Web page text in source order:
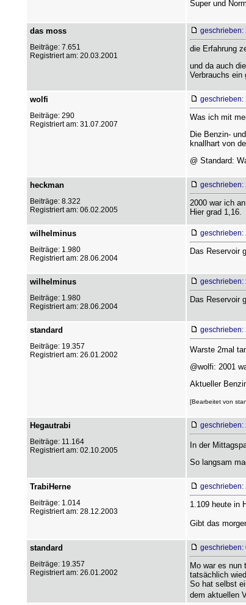
Super und
das moss
Beiträge: 7.651
Registriert am: 20.03.2001
geschrieben:
die Erfahrung
und da auch
Verbrauchs
wolfi
Beiträge: 290
Registriert am: 31.07.2007
geschrieben:
Was ich mit
Die Benzin-
knallhart von
@ Standard:
heckman
Beiträge: 8.322
Registriert am: 06.02.2005
geschrieben:
2000 war ich
Hier grad 1,16.
wilhelminus
Beiträge: 1.980
Registriert am: 28.06.2004
geschrieben:
Das Reservoir
wilhelminus
Beiträge: 1.980
Registriert am: 28.06.2004
geschrieben:
Das Reservoir
standard
Beiträge: 19.357
Registriert am: 26.01.2002
geschrieben:
Warste 2mal
@wolfi: 2001
Aktueller
[Bearbeitet von
Hegautrabi
Beiträge: 11.164
Registriert am: 02.10.2005
geschrieben:
In der
So langsam
TrabiHerne
Beiträge: 1.014
Registriert am: 28.12.2003
geschrieben:
1.109 heute in
Gibt das
standard
Beiträge: 19.357
Registriert am: 26.01.2002
geschrieben:
Mo war es nun
tatsächlich
So hat selbst
dem aktuellen